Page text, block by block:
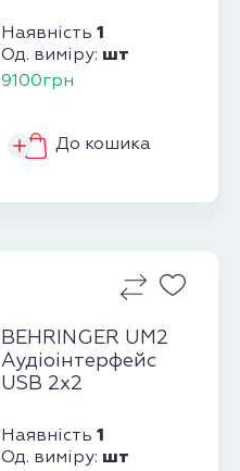
Наявність 1
Од. виміру: шт
9100грн
До кошика
BEHRINGER UM2
Аудіоінтерфейс
USB 2х2
Наявність 1
Од. виміру: шт